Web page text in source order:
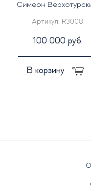
Симеон
Артикул: R3008
100 000 руб.
В корзину